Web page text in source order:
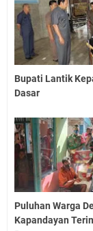
Bupati Lantik
Dasar
Puluhan Warga
Kapandayan